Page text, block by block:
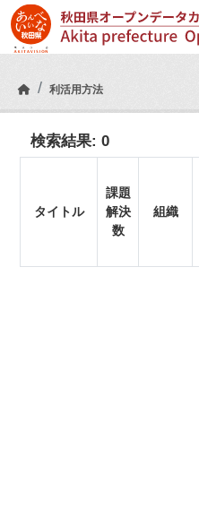
Skip to main content
利活用方法
検索結果:0
タイトル
課題
解決
数
組織